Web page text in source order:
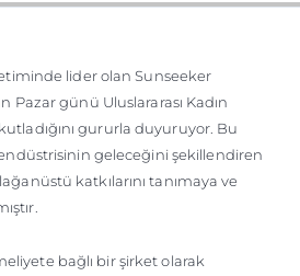
lider olan Sunseeker
Pazar günü Uluslararası Kadın
gururla duyuruyor. Bu
geleceğini şekillendiren
katkılarını tanımaya ve
bağlı bir şirket olarak